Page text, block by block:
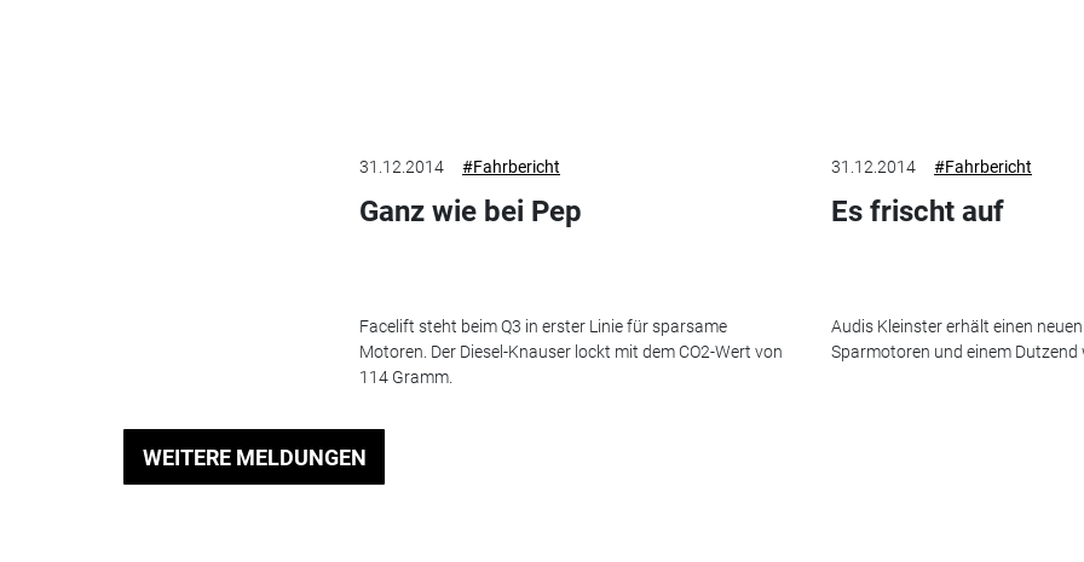
31.12.2014 #Fahrbericht
Ganz wie bei Pep
Facelift steht beim Q3 in erster Linie für sparsame
Motoren. Der Diesel-Knauser lockt mit dem CO2-Wert von
114 Gramm.
31.12.2014 #Fahrbericht
Es frischt auf
Audis Kleinster erhält einen
Sparmotoren und einem
WEITERE MELDUNGEN